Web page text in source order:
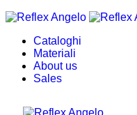
Cataloghi
Materiali
About us
Sales